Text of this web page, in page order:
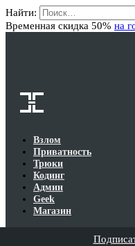
Найти:
Временная скидка 50% на
Взлом
Приватность
Трюки
Кодинг
Админ
Geek
Магазин